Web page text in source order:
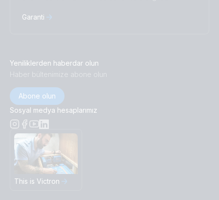
Garanti
Yeniliklerden haberdar olun
Haber bültenimize abone olun
Abone olun
Sosyal medya hesaplarımız
This is Victron